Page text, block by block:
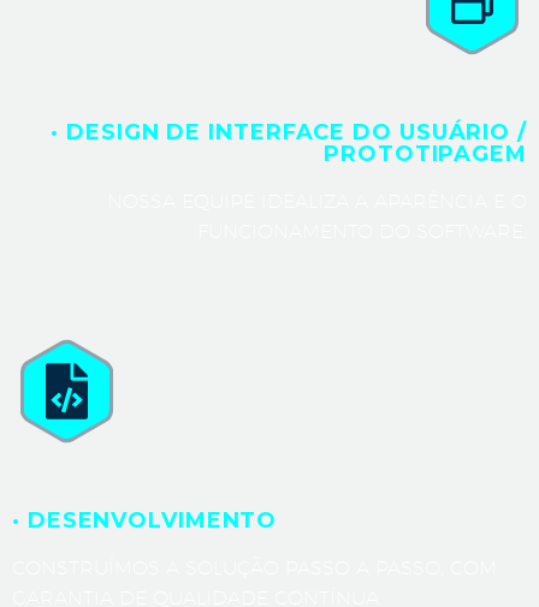
· DESIGN DE INTERFACE DO USUÁRIO /
PROTOTIPAGEM
· DESENVOLVIMENTO